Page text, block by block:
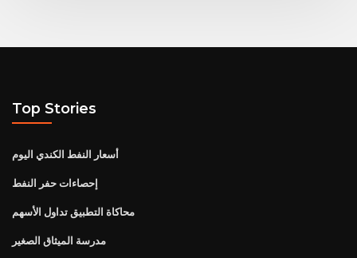
Top Stories
أسعار النفط الكندي اليوم
إحصاءات حفر النفط
محاكاة التطبيق تداول الأسهم
مدرسة الميثاق الصغير